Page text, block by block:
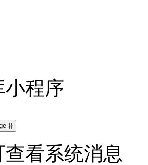
小程序
}}
看系统消息